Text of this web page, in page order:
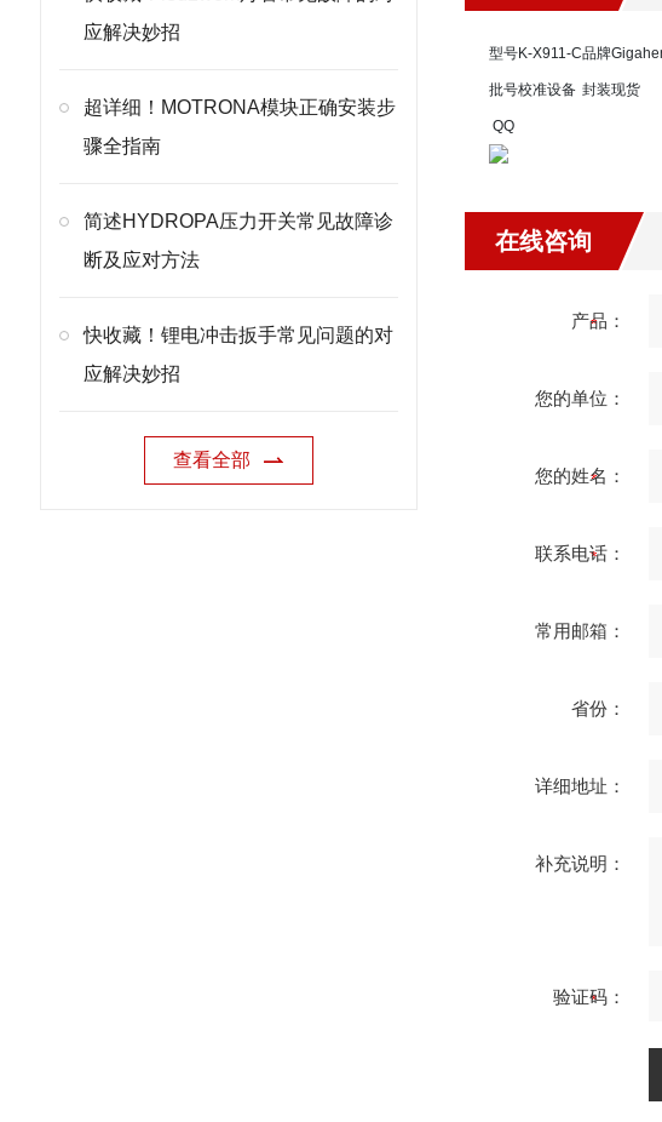
应解决妙招
超详细！MOTRONA模块正确安装步
骤全指南
简述HYDROPA压力开关常见故障诊
断及应对方法
快收藏！锂电冲击扳手常见问题的对
应解决妙招
查看全部
型号K-X911-C品牌
批号校准设备 封装现货
QQ
在线咨询
产品：
您的单位：
您的姓名：
联系电话：
常用邮箱：
省份：
详细地址：
补充说明：
验证码：